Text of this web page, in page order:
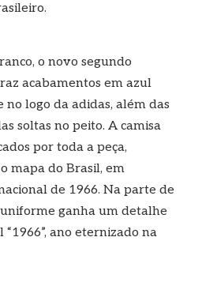
o novo segundo
acabamentos em azul
no logo da adidas, além das
soltas no peito. A camisa
por toda a peça,
mapa do Brasil, em
de 1966. Na parte de
ganha um detalhe
ano eternizado na